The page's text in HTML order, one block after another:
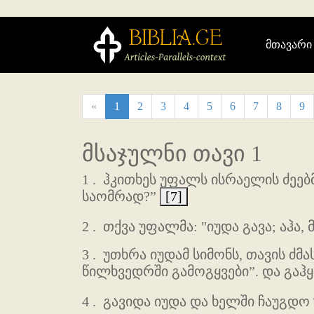
მთავარი
« 1 2 3 4 5 6 7 8 9
მსაჯულნი თავი 1
1 . ჰკითხეს უფალს ისრაელის
საომრად?”
[7]
2 . თქვა უფალმა: "იუდა გავა; აჰა,
3 . უთხრა იუდამ სიმონს, თავის
წილხვედრში გამოგყვები”. და
4 . გავიდა იუდა და ხელში ჩაუგდო